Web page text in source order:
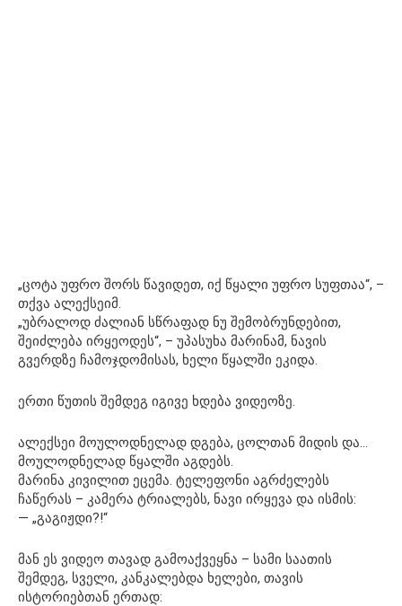
„ცოტა უფრო შორს წავიდეთ, იქ წყალი უფრო სუფთაა“, –
თქვა ალექსეიმ.
„უბრალოდ ძალიან სწრაფად ნუ შემობრუნდებით,
შეიძლება ირყეოდეს“, – უპასუხა მარინამ, ნავის
გვერდზე ჩამოჯდომისას, ხელი წყალში ეკიდა.
ერთი წუთის შემდეგ იგივე ხდება ვიდეოზე.
ალექსეი მოულოდნელად დგება, ცოლთან მიდის და…
მოულოდნელად წყალში აგდებს.
მარინა კივილით ეცემა. ტელეფონი აგრძელებს
ჩაწერას – კამერა ტრიალებს, ნავი ირყევა და ისმის:
— „გაგიჟდი?!“
მან ეს ვიდეო თავად გამოაქვეყნა – სამი საათის
შემდეგ, სველი, კანკალებდა ხელები, თავის
ისტორიებთან ერთად: